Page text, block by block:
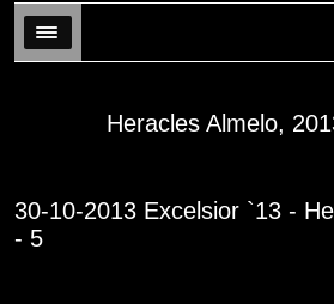
Menu
Heracles Almelo,
30-10-2013 Excelsior `13 -
- 5